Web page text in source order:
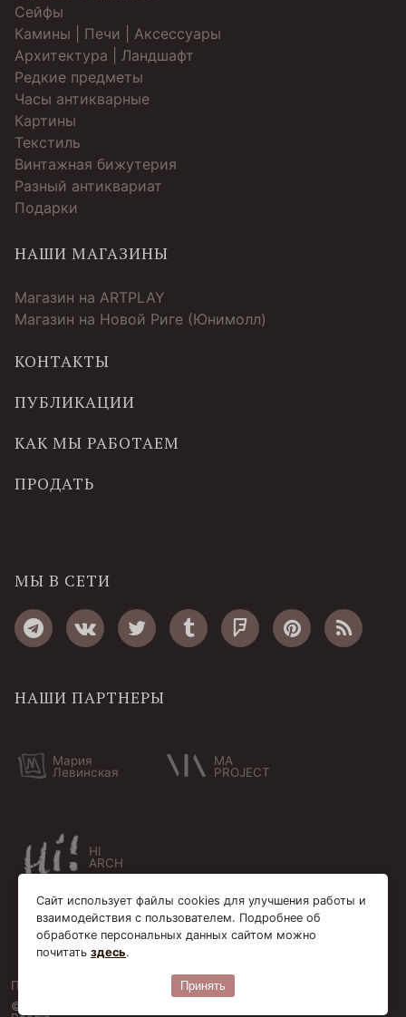
Cейфы
Камины | Печи | Аксессуары
Архитектура | Ландшафт
Редкие предметы
Часы антикварные
Картины
Текстиль
Винтажная бижутерия
Разный антиквариат
Подарки
НАШИ МАГАЗИНЫ
Магазин на ARTPLAY
Магазин на Новой Риге (Юнимолл)
КОНТАКТЫ
ПУБЛИКАЦИИ
КАК МЫ РАБОТАЕМ
ПРОДАТЬ
МЫ В СЕТИ
НАШИ ПАРТНЕРЫ
Мария
Левинская
MA
PROJECT
HI
ARCH
Пользовательское соглашение
Cookie-файлы
© Bersoantik 2013-2026. Все права соблюдены. Сделано в
Сайт использует файлы cookies для улучшения работы и
взаимодействия с пользователем. Подробнее об
обработке персональных данных сайтом можно
почитать здесь.
Принять